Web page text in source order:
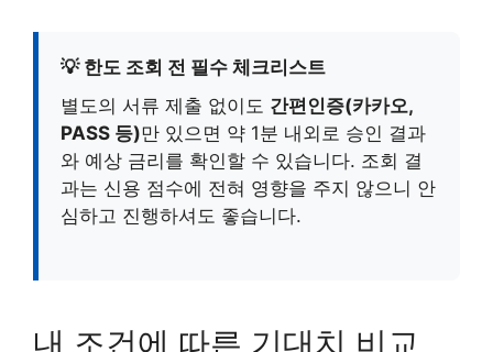
💡 한도 조회 전 필수 체크리스트
별도의 서류 제출 없이도 간편인증(카카오,
PASS 등)만 있으면 약 1분 내외로 승인 결과
와 예상 금리를 확인할 수 있습니다. 조회 결
과는 신용 점수에 전혀 영향을 주지 않으니 안
심하고 진행하셔도 좋습니다.
내 조건에 따른 기대치 비교